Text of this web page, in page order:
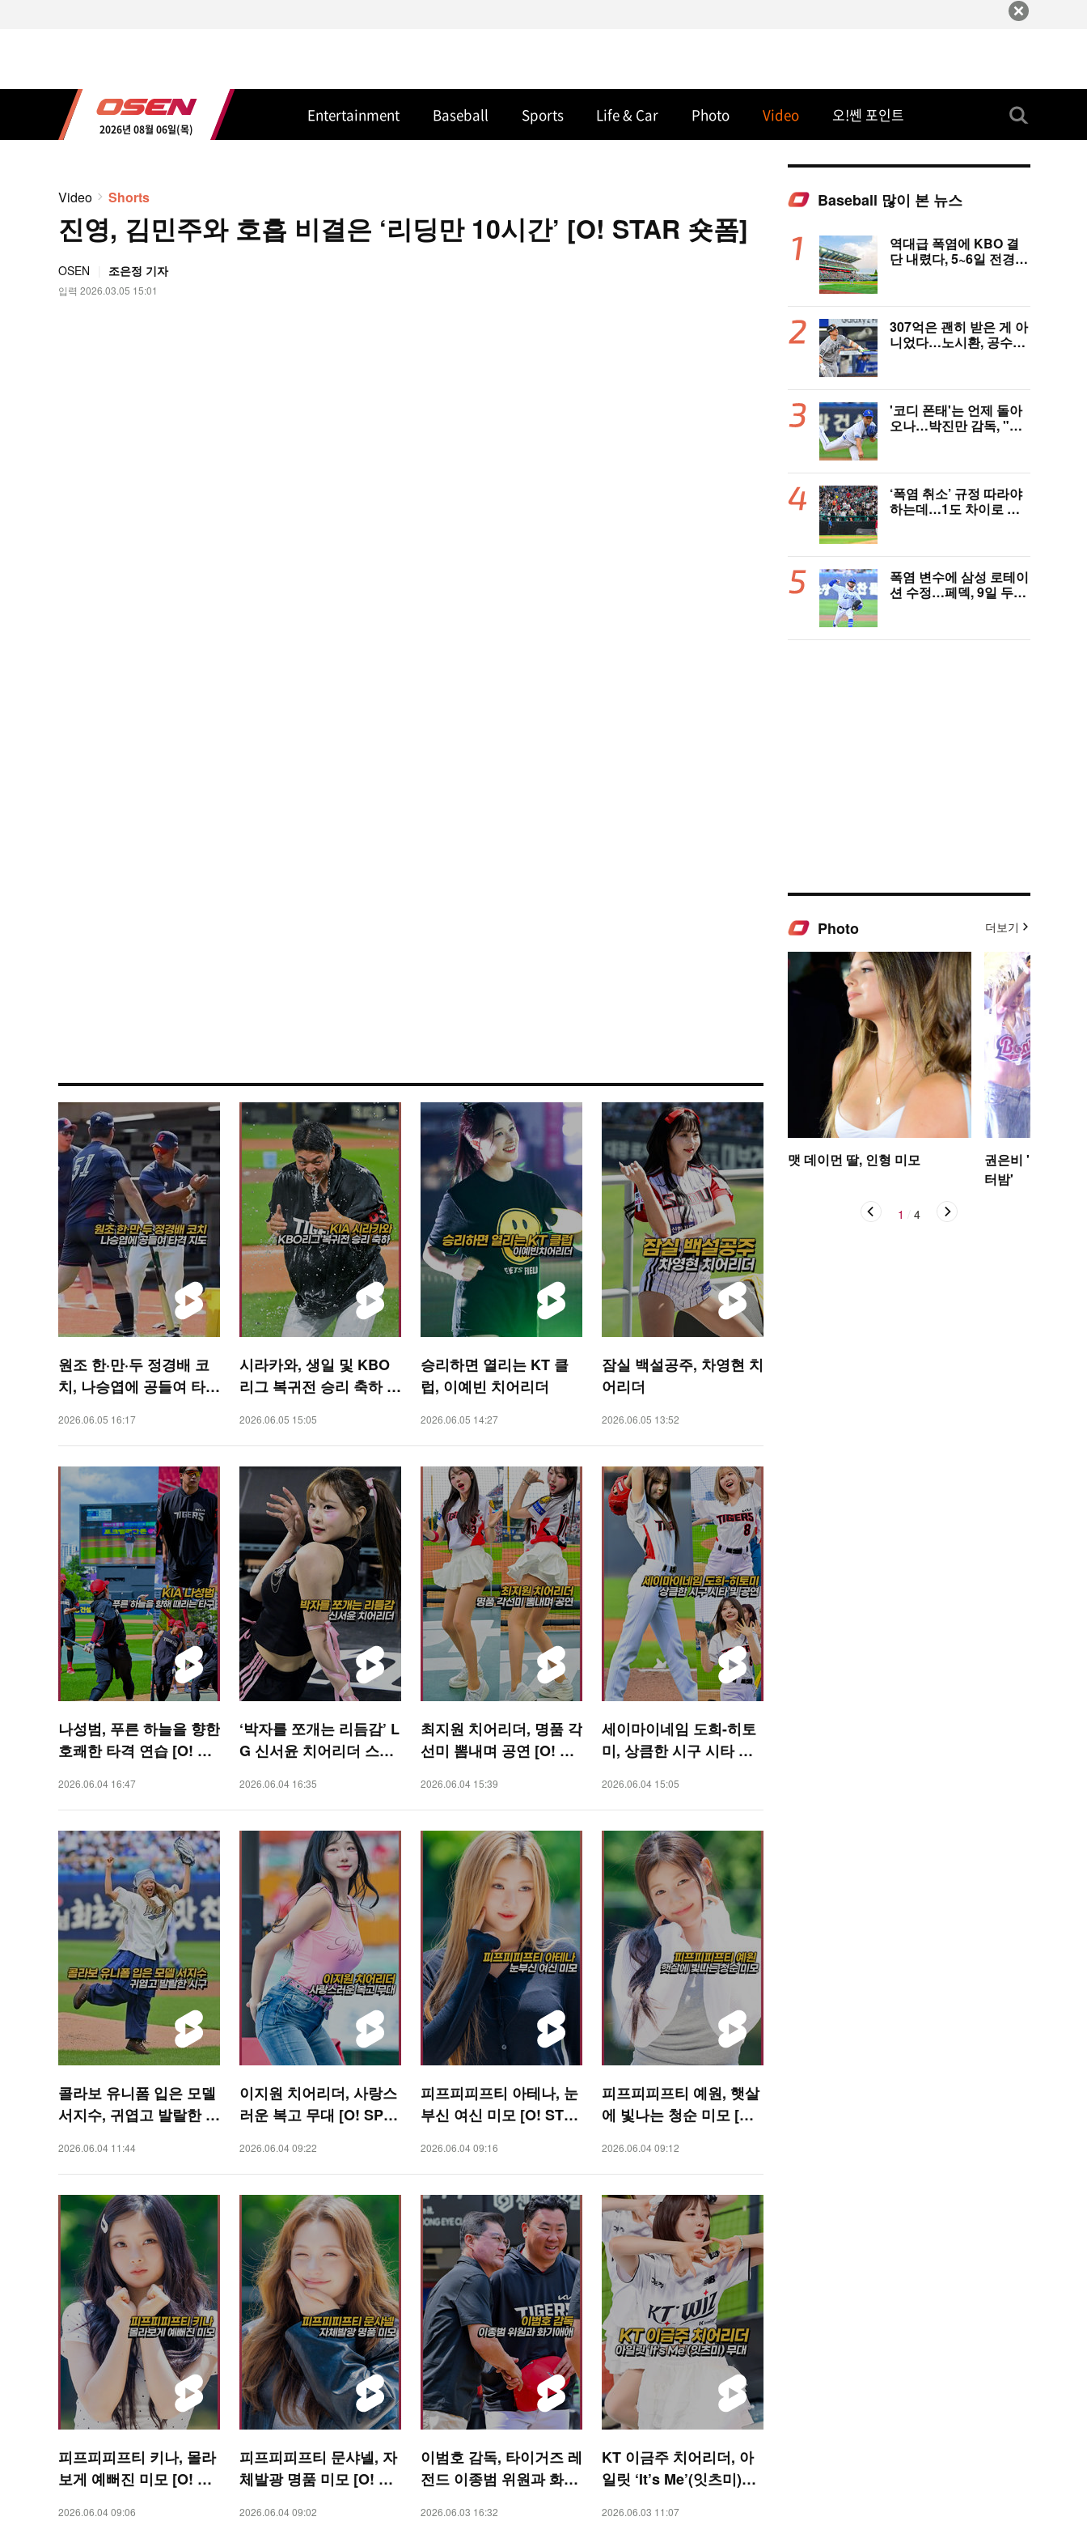
2026년 08월 06일(목)
Entertainment Baseball Sports Life & Car Photo Video 오!쎈 포인트
Video Shorts
진영, 김민주와 호흡 비결은 ‘리딩만 10시간’ [O! STAR 숏폼]
OSEN 조은정 기자
입력 2026.03.05 15:01
원조 한·만·두 정경배 코
치, 나승엽에 공들여 타격
2026.06.05 16:17
시라카와, 생일 및 KBO
리그 복귀전 승리 축하 물
2026.06.05 15:05
승리하면 열리는 KT 클
럽, 이예빈 치어리더
2026.06.05 14:27
잠실 백설공주, 차영현 치
어리더
2026.06.05 13:52
나성범, 푸른 하늘을 향한
호쾌한 타격 연습 [O! SP
2026.06.04 16:47
‘박자를 쪼개는 리듬감’ L
G 신서윤 치어리더 스페
2026.06.04 16:35
최지원 치어리더, 명품 각
선미 뽐내며 공연 [O! SP
2026.06.04 15:39
세이마이네임 도희-히토
미, 상큼한 시구 시타 및
2026.06.04 15:05
콜라보 유니폼 입은 모델
서지수, 귀엽고 발랄한 시
2026.06.04 11:44
이지원 치어리더, 사랑스
러운 복고 무대 [O! SPO
2026.06.04 09:22
피프피피프티 아테나, 눈
부신 여신 미모 [O! STA
2026.06.04 09:16
피프피피프티 예원, 햇살
에 빛나는 청순 미모 [O!
2026.06.04 09:12
피프피피프티 키나, 몰라
보게 예뻐진 미모 [O! ST
2026.06.04 09:06
피프피피프티 문샤넬, 자
체발광 명품 미모 [O! ST
2026.06.04 09:02
이범호 감독, 타이거즈 레
전드 이종범 위원과 화기
2026.06.03 16:32
KT 이금주 치어리더, 아
일릿 ‘It’s Me’(잇츠미)
2026.06.03 11:07
Baseball 많이 본 뉴스
역대급 폭염에 KBO 결
단 내렸다, 5~6일 전경기
식 발표]
307억은 괜히 받은 게 아
니었다…노시환, 공수주
'코디 폰태'는 언제 돌아
오나…박진만 감독, "최
‘폭염 취소’ 규정 따라야
하는데…1도 차이로 관
경기 취소 가능할까
폭염 변수에 삼성 로테이
션 수정…페덱, 9일 두산
Photo 더보기
맷 데이먼 딸, 인형 미모
권은비 '야구장
터밤'
1 4